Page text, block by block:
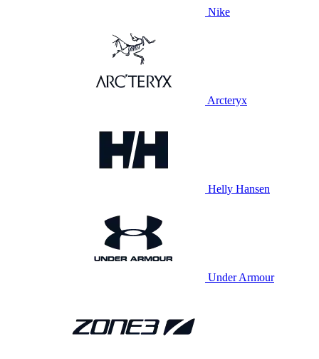
Nike
Arcteryx
Helly Hansen
Under Armour